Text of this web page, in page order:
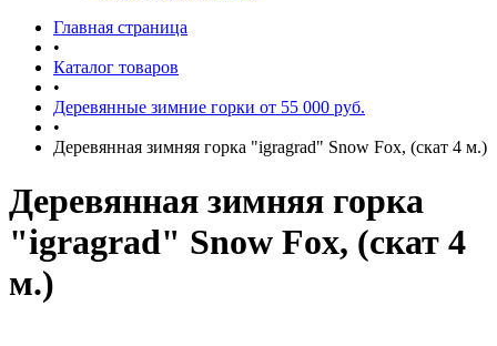
Главная страница
•
Каталог товаров
•
Деревянные зимние горки от 55 000 руб.
•
Деревянная зимняя горка "igragrad" Snow Fox, (скат 4 м.)
Деревянная зимняя горка
"igragrad" Snow Fox, (скат 4
м.)